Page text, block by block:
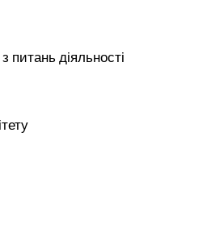
питань діяльності